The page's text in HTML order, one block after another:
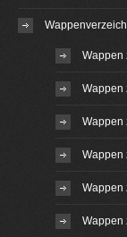
Wappen
Wappen
Wappen
Wappen
Wappen
Wappen